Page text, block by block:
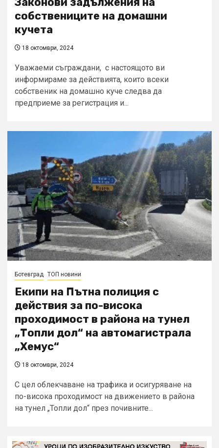
собствениците на домашни
кучета
18 октомври, 2024
Уважаеми съграждани, с настоящото ви
информираме за действията, които всеки
собственик на домашно куче следва да
предприеме за регистрация и...
Ботевград ТОП новини
Екипи на Пътна полиция с
действия за по-висока
проходимост в района на тунел
„Топли дол“ на автомагистрала
„Хемус“
18 октомври, 2024
С цел облекчаване на трафика и осигуряване на
по-висока проходимост на движението в района
на тунел „Топли дол“ през почивните...